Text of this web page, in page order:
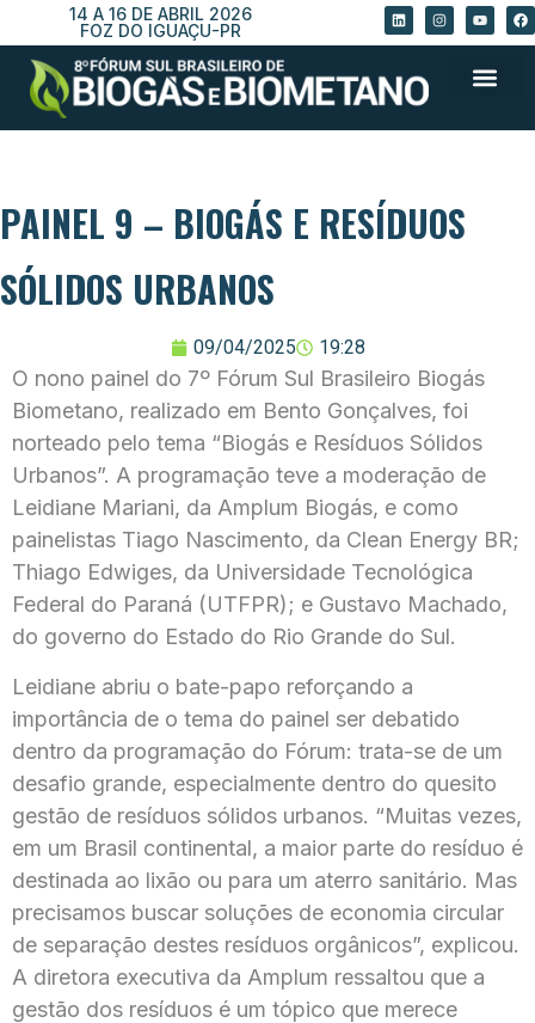
14 A 16 DE ABRIL 2026
FOZ DO IGUAÇU-PR
PAINEL 9 – BIOGÁS E RESÍDUOS
SÓLIDOS URBANOS
09/04/2025 19:28
O nono painel do 7º Fórum Sul Brasileiro Biogás
Biometano, realizado em Bento Gonçalves, foi
norteado pelo tema “Biogás e Resíduos Sólidos
Urbanos”. A programação teve a moderação de
Leidiane Mariani, da Amplum Biogás, e como
painelistas Tiago Nascimento, da Clean Energy BR;
Thiago Edwiges, da Universidade Tecnológica
Federal do Paraná (UTFPR); e Gustavo Machado,
do governo do Estado do Rio Grande do Sul.
Leidiane abriu o bate-papo reforçando a
importância de o tema do painel ser debatido
dentro da programação do Fórum: trata-se de um
desafio grande, especialmente dentro do quesito
gestão de resíduos sólidos urbanos. “Muitas vezes,
em um Brasil continental, a maior parte do resíduo é
destinada ao lixão ou para um aterro sanitário. Mas
precisamos buscar soluções de economia circular
de separação destes resíduos orgânicos”, explicou.
A diretora executiva da Amplum ressaltou que a
gestão dos resíduos é um tópico que merece